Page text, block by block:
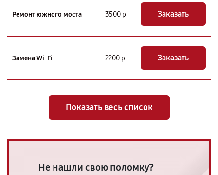
Ремонт южного моста 3500 р Заказать
Замена Wi-Fi 2200 р Заказать
Показать весь список
Не нашли свою поломку?